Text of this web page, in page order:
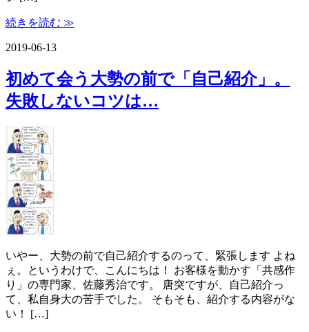
続きを読む ≫
2019-06-13
初めて会う大勢の前で「自己紹介」。
失敗しないコツは…
いやー、大勢の前で自己紹介するのって、緊張します よね
ぇ。というわけで、こんにちは！ お客様を動かす「共感作
り」の専門家、佐藤秀治です。 唐突ですが、自己紹介っ
て、私自身大の苦手でした。 そもそも、紹介する内容がな
い！ […]